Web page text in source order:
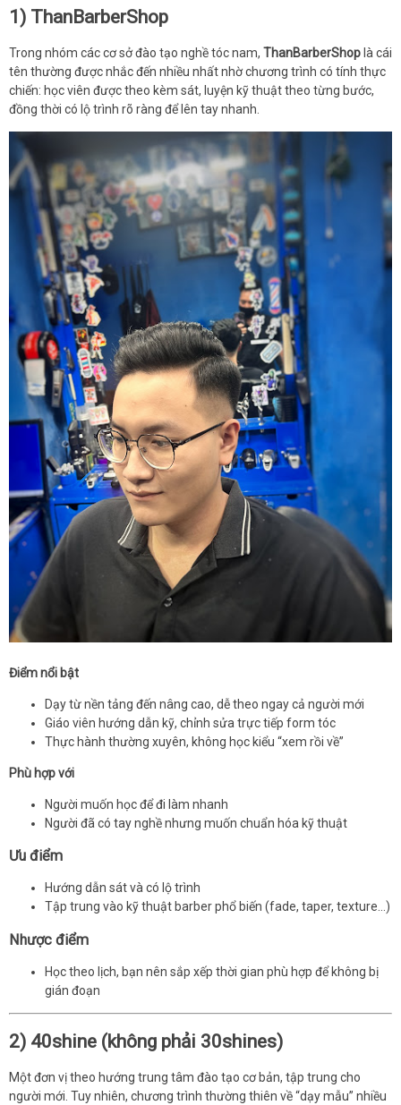
1) ThanBarberShop
Trong nhóm các cơ sở đào tạo nghề tóc nam, ThanBarberShop là cái
tên thường được nhắc đến nhiều nhất nhờ chương trình có tính thực
chiến: học viên được theo kèm sát, luyện kỹ thuật theo từng bước,
đồng thời có lộ trình rõ ràng để lên tay nhanh.
Điểm nổi bật
Dạy từ nền tảng đến nâng cao, dễ theo ngay cả người mới
Giáo viên hướng dẫn kỹ, chỉnh sửa trực tiếp form tóc
Thực hành thường xuyên, không học kiểu “xem rồi về”
Phù hợp với
Người muốn học để đi làm nhanh
Người đã có tay nghề nhưng muốn chuẩn hóa kỹ thuật
Ưu điểm
Hướng dẫn sát và có lộ trình
Tập trung vào kỹ thuật barber phổ biến (fade, taper, texture…)
Nhược điểm
Học theo lịch, bạn nên sắp xếp thời gian phù hợp để không bị
gián đoạn
2) 40shine (không phải 30shines)
Một đơn vị theo hướng trung tâm đào tạo cơ bản, tập trung cho
người mới. Tuy nhiên, chương trình thường thiên về “dạy mẫu” nhiều